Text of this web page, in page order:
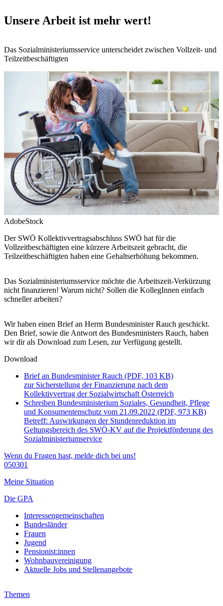
Unsere Arbeit ist mehr wert!
Das Sozialministeriumsservice unterscheidet zwischen Vollzeit- und
Teilzeitbeschäftigten
AdobeStock
Der SWÖ Kollektivvertragsabschluss SWÖ hat für die
Vollzeitbeschäftigten eine kürzere Arbeitszeit gebracht, die
Teilzeitbeschäftigten haben eine Gehaltserhöhung bekommen.
Das Sozialministeriumsservice möchte die Arbeitszeit-Verkürzung
nicht finanzieren! Warum nicht? Sollen die KollegInnen einfach
schneller arbeiten?
Wir haben einen Brief an Herrn Bundesminister Rauch geschickt.
Den Brief, sowie die Antwort des Bundesministers Rauch, haben
wir dir als Download zum Lesen, zur Verfügung gestellt.
Download
Brief an Bundesminister Rauch (PDF, 103 KB)
zur Sicherstellung der Finanzierung nach dem
Kollektivvertrag der Sozialwirtschaft Österreich
Schreiben Bundesministerium Soziales, Gesundheit, Pflege
und Konsumentenschutz vom 21.09.2022 (PDF, 973 KB)
Betreff: Auswirkungen der Stundenreduktion im
Geltungsbereich des SWÖ-KV auf die Projektförderung des
Sozialministeriumservice
Wenn du Fragen hast, melde dich bei uns!
050301
Meine Situation
Die GPA
Interessengemeinschaften
Bundesländer
Frauen
Jugend
Pensionist:innen
Wohnbauvereinigung
Aktuelle Jobs und Stellenangebote
Themen